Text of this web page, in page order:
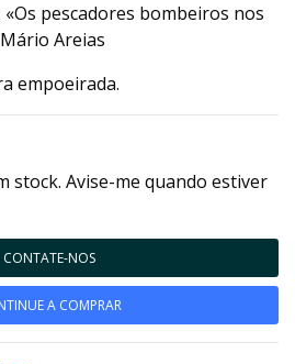
pescadores bombeiros nos
Areias
empoeirada.
stock. Avise-me quando estiver
CONTATE-NOS
A COMPRAR